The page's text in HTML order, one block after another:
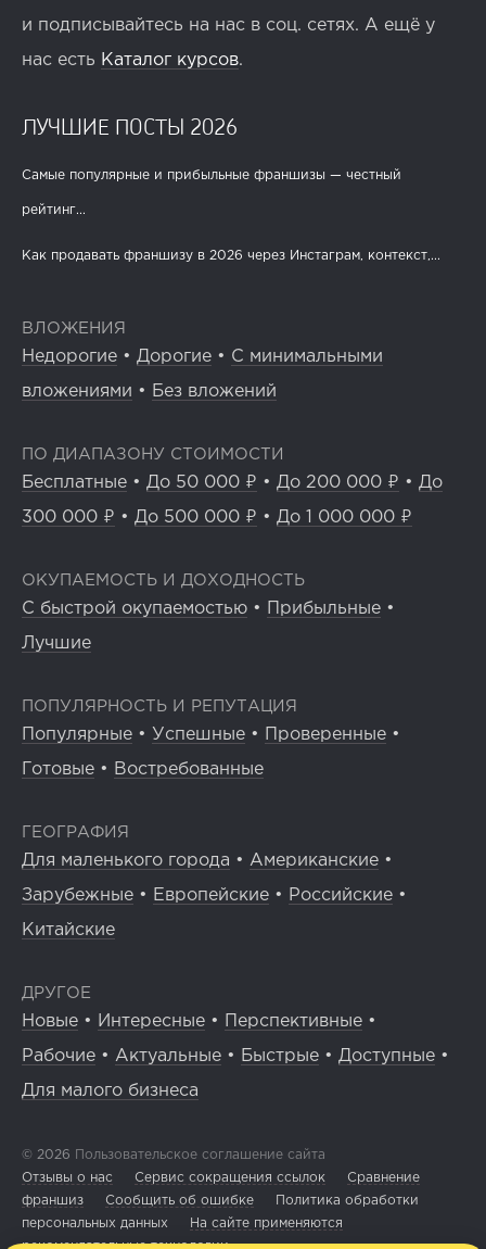
и подписывайтесь на нас в соц. сетях. А ещё у
нас есть Каталог курсов.
ЛУЧШИЕ ПОСТЫ 2026
Самые популярные и прибыльные франшизы — честный
рейтинг...
Как продавать франшизу в 2026 через Инстаграм, контекст,...
ВЛОЖЕНИЯ
Недорогие • Дорогие • С минимальными
вложениями • Без вложений
ПО ДИАПАЗОНУ СТОИМОСТИ
Бесплатные • До 50 000 ₽ • До 200 000 ₽ • До
300 000 ₽ • До 500 000 ₽ • До 1 000 000 ₽
ОКУПАЕМОСТЬ И ДОХОДНОСТЬ
С быстрой окупаемостью • Прибыльные •
Лучшие
ПОПУЛЯРНОСТЬ И РЕПУТАЦИЯ
Популярные • Успешные • Проверенные •
Готовые • Востребованные
ГЕОГРАФИЯ
Для маленького города • Американские •
Зарубежные • Европейские • Российские •
Китайские
ДРУГОЕ
Новые • Интересные • Перспективные •
Рабочие • Актуальные • Быстрые • Доступные •
Для малого бизнеса
© 2026 Пользовательское соглашение сайта
Отзывы о нас
Сервис сокращения ссылок
Сравнение
франшиз
Сообщить об ошибке
Политика обработки
персональных данных
На сайте применяются
рекомендательные технологии